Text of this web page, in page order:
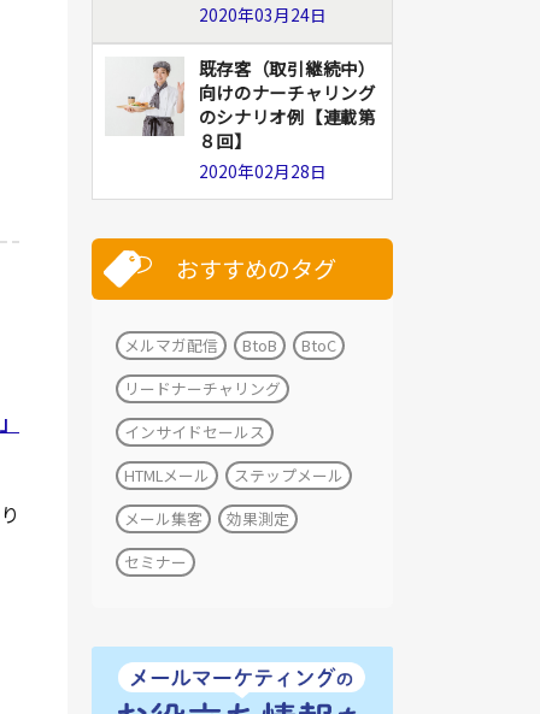
2020年03月24日
既存客（取引継続中）
向けのナーチャリング
のシナリオ例【連載第
８回】
2020年02月28日
おすすめのタグ
メルマガ配信 BtoB
BtoC
リードナーチャリング
インサイドセールス
HTMLメール
ステップメール
メール集客
効果測定
セミナー